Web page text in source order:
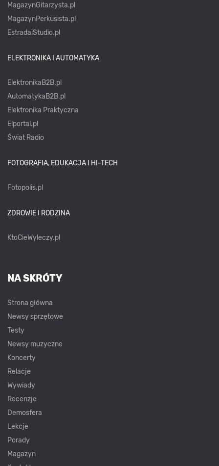
MagazynGitarzysta.pl
MagazynPerkusista.pl
EstradaiStudio.pl
ELEKTRONIKA I AUTOMATYKA
ElektronikaB2B.pl
AutomatykaB2B.pl
Elektronika Praktyczna
Elportal.pl
Świat Radio
FOTOGRAFIA, EDUKACJA I HI-TECH
Fotopolis.pl
ZDROWIE I RODZINA
KtoCieWyleczy.pl
NA SKRÓTY
Strona główna
Newsy sprzętowe
Testy
Newsy muzyczne
Koncerty
Relacje
Wywiady
Recenzje
Demosfera
Lekcje
Porady
Magazyn